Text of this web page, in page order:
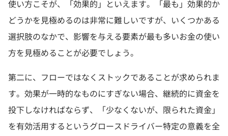
使い方こそが、「効果的」といえます。「最も」効果的か
どうかを見極めるのは非常に難しいですが、いくつかある
選択肢のなかで、影響を与える要素が最も多いお金の使い
方を見極めることが必要でしょう。
第二に、フローではなくストックであることが求められま
す。効果が一時的なものにすぎない場合、継続的に資金を
投下しなければならず、「少なくないが、限られた資金」
を有効活用するというグロースドライバー特定の意義を全